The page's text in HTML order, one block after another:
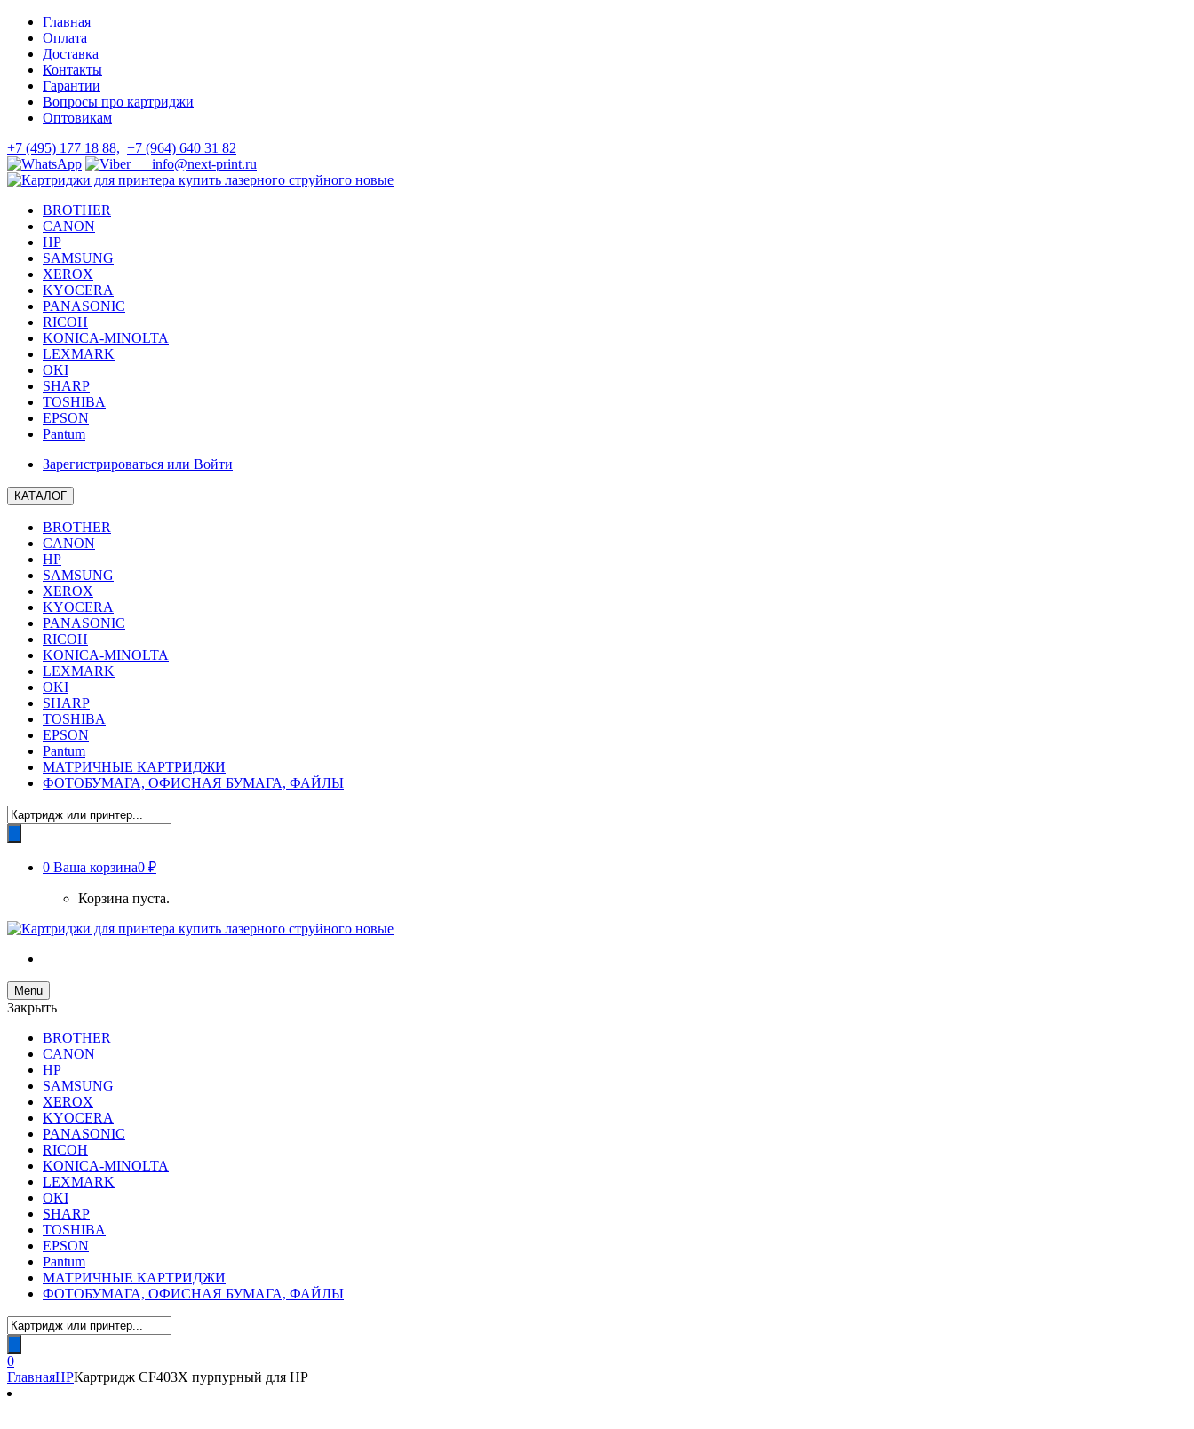
Skip
navigation
Skip
content
Главная
Оплата
Доставка
Контакты
Гарантии
Вопросы про картриджи
Оптовикам
+7 (495) 177 18 88, +7 (964) 640 31 82
info@next-print.ru
BROTHER
CANON
HP
SAMSUNG
XEROX
KYOCERA
PANASONIC
RICOH
KONICA-MINOLTA
LEXMARK
OKI
SHARP
TOSHIBA
EPSON
Pantum
Зарегистрироваться или Войти
КАТАЛОГ
BROTHER
CANON
HP
SAMSUNG
XEROX
KYOCERA
PANASONIC
RICOH
KONICA-MINOLTA
LEXMARK
OKI
SHARP
TOSHIBA
EPSON
Pantum
МАТРИЧНЫЕ КАРТРИДЖИ
ФОТОБУМАГА, ОФИСНАЯ БУМАГА, ФАЙЛЫ
Поиск
товаров
0 Ваша корзина0 ₽
Корзина пуста.
Menu
Закрыть
BROTHER
CANON
HP
SAMSUNG
XEROX
KYOCERA
PANASONIC
RICOH
KONICA-MINOLTA
LEXMARK
OKI
SHARP
TOSHIBA
EPSON
Pantum
МАТРИЧНЫЕ КАРТРИДЖИ
ФОТОБУМАГА, ОФИСНАЯ БУМАГА, ФАЙЛЫ
Поиск
товаров
0
ГлавнаяHPКартридж CF403X пурпурный для HP